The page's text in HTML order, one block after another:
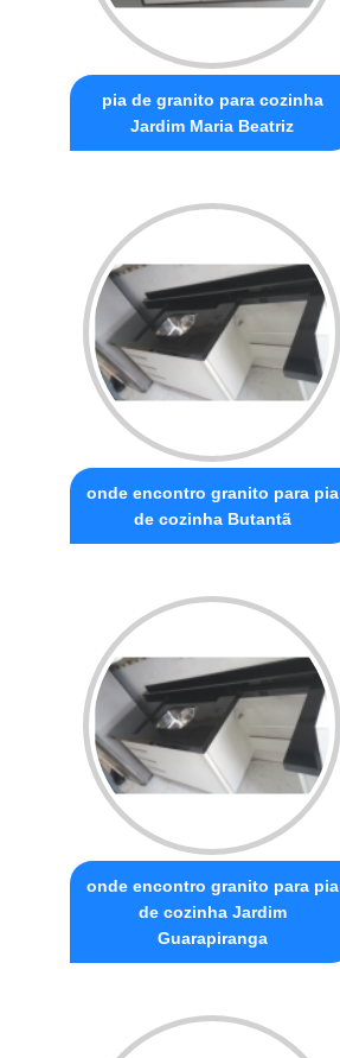
pia de granito para cozinha
Jardim Maria Beatriz
onde encontro granito para pia
de cozinha Butantã
onde encontro granito para pia
de cozinha Jardim
Guarapiranga